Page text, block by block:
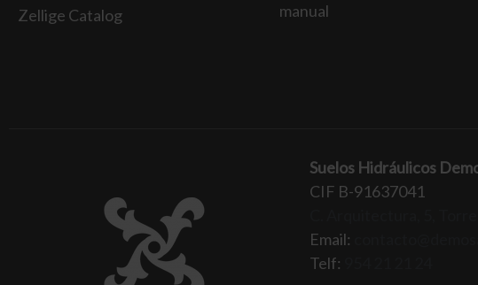
Zellige Catalog
manual
Suelos Hidráulicos
CIF B-91637041
Email:
Telf: